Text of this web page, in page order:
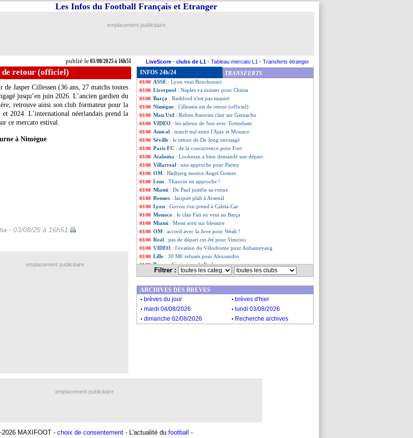
publié le03/08/2025 à 16h51
Les Infos du Football Français et Etranger
emplacement publicitaire
LiveScore - clubs de L1 - Tableau mercato L1 - Transferts étranger
de retour (officiel)
de Jasper Cillessen (36 ans, 27 matchs toutes
jusqu’en juin 2026. L’ancien gardien du
retrouve ainsi son club formateur pour la
2024. L’international néerlandais prend la
ce mercato estival.
à Nimègue
- 03/08/25 à 16h51
INFOS 24h/24 TRANSFERTS
03/08 Tottenham: Son vers la MLS
03/08 OM: Maupay indécis sur son avenir
03/08 Nantes: deux nouvelles cibles en attaque
03/08 Lens: Abdulhamid prêté par la Roma (officiel)
03/08 ASSE : Lyon veut Bouchouari
03/08 Liverpool : Naples va insister pour Chiesa
03/08 Barça : Rashford n'est pas inquiet
03/08 Nimègue : Cillessen est de retour (officiel)
03/08 Man Utd : Ruben Amorim clair sur Garnacho
03/08 VIDEO : les adieux de Son avec Tottenham
03/08 Amical : match nul entre l'Ajax et Monaco
03/08 Séville : le retour de De Jong envisagé
03/08 Paris FC : de la concurrence pour Fort
03/08 Atalanta : Lookman a bien demandé son départ
03/08 Villarreal : une approche pour Partey
03/08 OM : Højbjerg motive Angel Gomes
03/08 Lens : Thauvin en approche !
03/08 Miami : De Paul justifie sa venue
03/08 Rennes : Jacquet plaît à Arsenal
03/08 Lyon : Govou s'en prend à Caleta-Car
03/08 Monaco : le clan Fati en veut au Barça
03/08 Miami : Messi sorti sur blessure
03/08 OM : accord avec la Juve pour Weah !
03/08 Real : pas de départ cet été pour Vinicius
03/08 VIDEO : l'ovation du Vélodrome pour Aubameyang
03/08 Lille : 30 M€ refusés pour Alexsandro
03/08 Barça: Gavi pique le Real
Lens: Sage très déçu après la Roma
03/08 West Ham: c'est signé pour Wilson (officiel)
03/08 Flamengo: Carrascal pour 12,5 M€ (officiel)
OM : Aubameyang-Igor Paixão, l'avis de De Zerbi
... Liste des brèves du sam. 2 août 2025
Filtrer :
emplacement publicitaire
ARCHIVES DES BREVES
. brèves du jour . brèves d'hier
. mardi 04/08/2026 . lundi 03/08/2026
. dimanche 02/08/2026 . Recherche archives
emplacement publicitaire
MAXIFOOT - choix de consentement - L'actualité du football -